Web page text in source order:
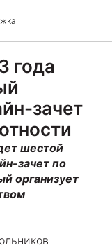
года
зачет
шестой
зачет по
организует